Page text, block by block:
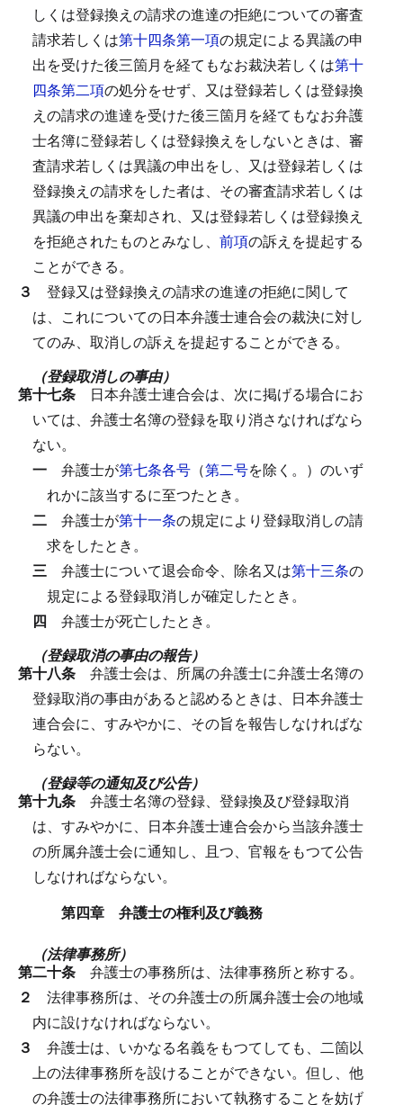
しくは登録換えの請求の進達の拒絶についての審査
請求若しくは第十四条第一項の規定による異議の申
出を受けた後三箇月を経てもなお裁決若しくは第十
四条第二項の処分をせず、又は登録若しくは登録換
えの請求の進達を受けた後三箇月を経てもなお弁護
士名簿に登録若しくは登録換えをしないときは、審
査請求若しくは異議の申出をし、又は登録若しくは
登録換えの請求をした者は、その審査請求若しくは
異議の申出を棄却され、又は登録若しくは登録換え
を拒絶されたものとみなし、 前項の訴えを提起する
ことができる。
３ 登録又は登録換えの請求の進達の拒絶に関して
は、これについての日本弁護士連合会の裁決に対し
てのみ、取消しの訴えを提起することができる。
（登録取消しの事由）
第十七条 日本弁護士連合会は、次に掲げる場合にお
いては、弁護士名簿の登録を取り消さなければなら
ない。
一 弁護士が第七条各号 （第二号を除く。）のいず
れかに該当するに至つたとき。
二 弁護士が第十一条の規定により登録取消しの請
求をしたとき。
三 弁護士について退会命令、除名又は第十三条の
規定による登録取消しが確定したとき。
四 弁護士が死亡したとき。
（登録取消の事由の報告）
第十八条 弁護士会は、所属の弁護士に弁護士名簿の
登録取消の事由があると認めるときは、日本弁護士
連合会に、すみやかに、その旨を報告しなければな
らない。
（登録等の通知及び公告）
第十九条 弁護士名簿の登録、登録換及び登録取消
は、すみやかに、日本弁護士連合会から当該弁護士
の所属弁護士会に通知し、且つ、官報をもつて公告
しなければならない。
第四章 弁護士の権利及び義務
（法律事務所）
第二十条 弁護士の事務所は、法律事務所と称する。
２ 法律事務所は、その弁護士の所属弁護士会の地域
内に設けなければならない。
３ 弁護士は、いかなる名義をもつてしても、二箇以
上の法律事務所を設けることができない。 但し、他
の弁護士の法律事務所において執務することを妨げ